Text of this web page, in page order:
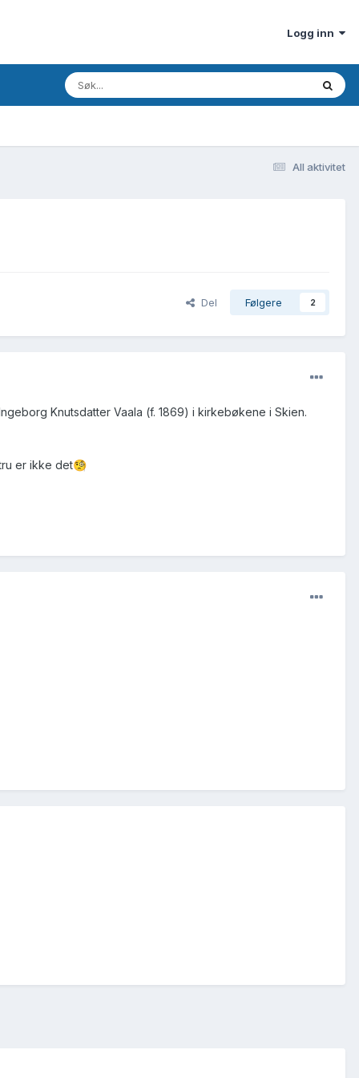
Logg inn
All aktivitet
Del Følgere 2
Knutsdatter Vaala (f. 1869) i kirkebøkene i Skien.
er ikke det🧐